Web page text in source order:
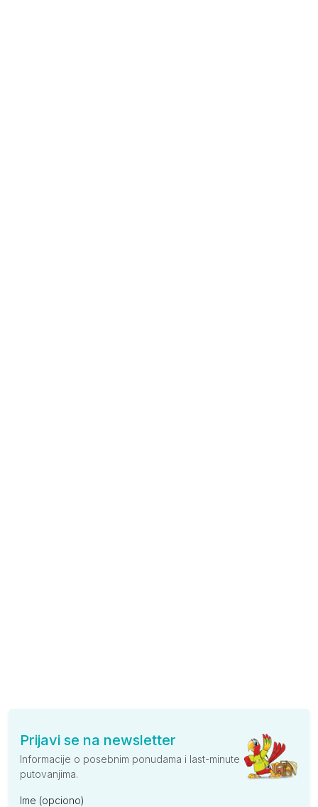
Prijavi se na newsletter
Informacije o posebnim ponudama i last-minute
putovanjima.
Ime (opciono)